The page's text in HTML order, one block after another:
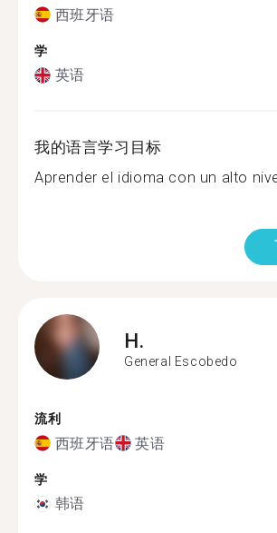
西班牙语
学
英语
我的语言学习目标
Aprender el idioma con un alto
H.
General Escobedo
流利
西班牙语 英语
学
韩语